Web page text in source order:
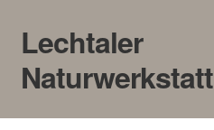
Zur
Navigation
springen
Zum
Inhalt
springen
Lechtaler
Naturwerkstatt
HOME